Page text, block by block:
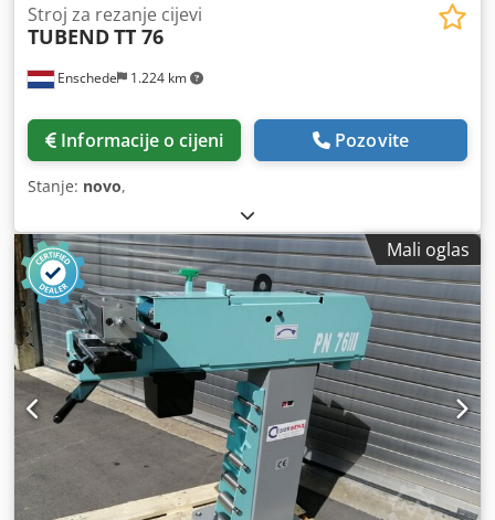
Enschede 1.224 km
Stroj za rezanje cijevi
TUBENDTT 76
Informacije o cijeni Pozovite
Stanje: novo,
Mali oglas